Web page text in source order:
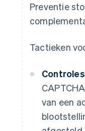
Preventie
Tactieken
van een